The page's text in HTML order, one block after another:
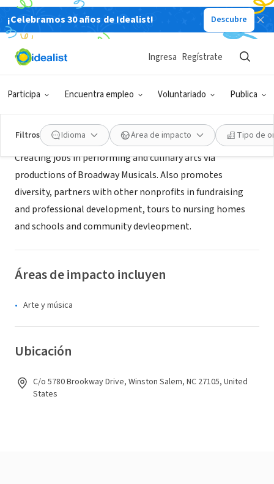
¡Celebramos 30 años de Idealist! Descubre
Participa Encuentra empleo Voluntariado Publica
Ingresa Regístrate
Filtros Idioma Área de impacto Tipo de
ORGANIZACIÓN SIN FIN DE LUCRO
Broadway's Best Theatre of NC
Acerca de
Creating jobs in performing and culinary arts via
productions of Broadway Musicals. Also promotes
diversity, partners with other nonprofits in fundraising
and professional development, tours to nursing homes
and schools and community devleopment.
Áreas de impacto incluyen
Arte y música
Ubicación
C/o 5780 Brookway Drive, Winston Salem, NC 27105, United
States